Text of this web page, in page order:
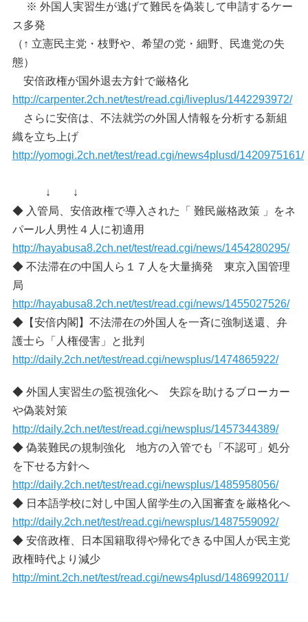
※ 外国人実習生が逃げて難民を偽装して申請するケー
ス多発
（↑ 立憲民主党・枝野や、希望の党・細野、民進党の失
態）
安倍政権が国外退去方針で厳格化
http://carpenter.2ch.net/test/read.cgi/liveplus/1442293972/
さらに安倍は、不法就労の外国人情報を分析する新組
織を立ち上げ
http://yomogi.2ch.net/test/read.cgi/news4plusd/1420975161/
↓ ↓
◆ 入管局、安倍政権で導入された「 難民厳格政策 」をネ
パール人男性４人に初適用
http://hayabusa8.2ch.net/test/read.cgi/news/1454280295/
◆ 不法滞在の中国人ら１７人を大量摘発 東京入国管理
局
http://hayabusa8.2ch.net/test/read.cgi/news/1455027526/
◆【安倍内閣】不法滞在の外国人を一斉に強制送還、弁
護士ら「人権侵害」と批判
http://daily.2ch.net/test/read.cgi/newsplus/1474865922/
◆ 外国人実習生の監視強化へ 失踪を助けるブローカー
や偽装対策
http://daily.2ch.net/test/read.cgi/newsplus/1457344389/
◆ 偽装難民の規制強化 地方の入管でも「不認可」処分
を下せる方針へ
http://daily.2ch.net/test/read.cgi/newsplus/1485958056/
◆ 日本語学校に対し中国人留学生の入国審査を厳格化へ
http://daily.2ch.net/test/read.cgi/newsplus/1487559092/
◆ 安倍政権、日本国籍取得や帰化できる中国人が民主党
政権時代より減少
http://mint.2ch.net/test/read.cgi/news4plusd/1486992011/